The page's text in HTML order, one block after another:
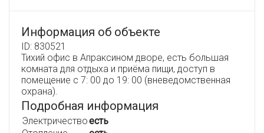
Информация об объекте
ID: 830521
Тихий офис в Апраксином дворе, есть большая
комната для отдыха и приёма пищи, доступ в
помещение с 7: 00 до 19: 00 (вневедомственная
охрана).
Подробная информация
Электричествоесть